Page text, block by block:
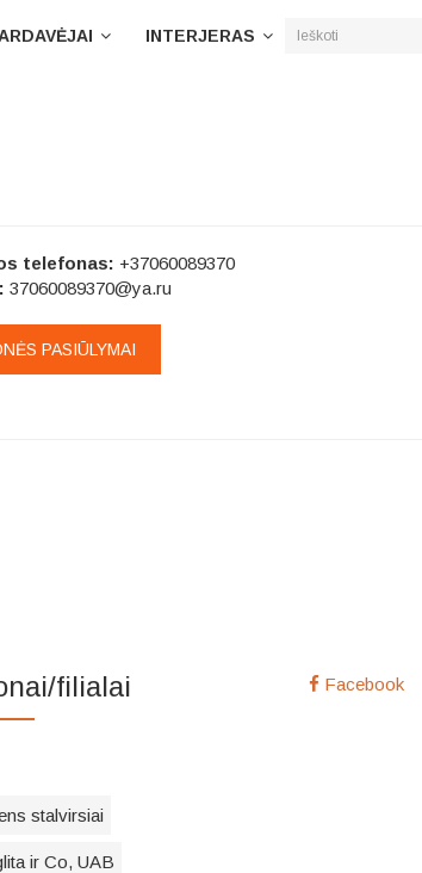
INTERJERAS
telefonas: +37060089370
37060089370@ya.ru
PASIŪLYMAI
filialai
stalvirsiai
ir Co, UAB
Facebook